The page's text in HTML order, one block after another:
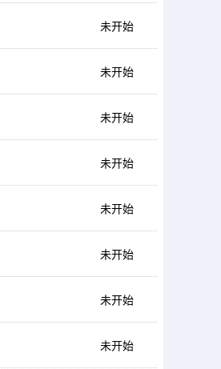
未开始
未开始
未开始
未开始
未开始
未开始
未开始
未开始